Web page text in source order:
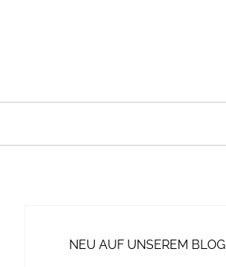
NEU AUF UNSEREM BLOG